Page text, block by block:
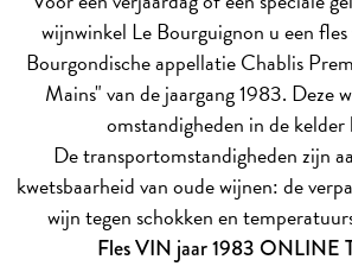
wijnwinkel Le Bourguignon u een
Bourgondische appellatie Chablis
Mains" van de jaargang 1983. Deze
omstandigheden in de kelder
De transportomstandigheden zijn
kwetsbaarheid van oude wijnen: de
wijn tegen schokken en
Fles VIN jaar 1983 ONLINE